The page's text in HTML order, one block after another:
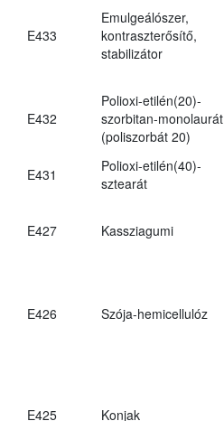
E433
Emulgeálószer,
kontraszterősítő,
stabilizátor
E432
Polioxi-etilén(20)-
szorbitan-monolaurát
(poliszorbát 20)
E431
Polioxi-etilén(40)-
sztearát
E427 Kassziagumi
E426 Szója-hemicellulóz
E425 Konjak